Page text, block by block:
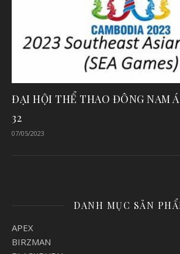
ĐẠI HỘI THỂ THAO ĐÔNG NAM Á
32
07/05/2023
DANH MỤC SẢN
APEX
BIRZMAN